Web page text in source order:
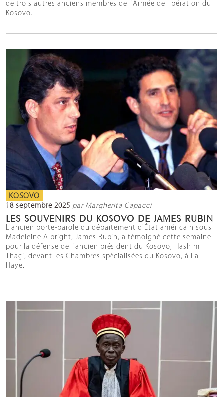
de trois autres anciens membres de l'Armée de libération du
Kosovo.
KOSOVO
18 septembre 2025 par Margherita Capacci
LES SOUVENIRS DU KOSOVO DE JAMES RUBIN
L'ancien porte-parole du département d'État américain sous
Madeleine Albright, James Rubin, a témoigné cette semaine
pour la défense de l'ancien président du Kosovo, Hashim
Thaçi, devant les Chambres spécialisées du Kosovo, à La
Haye.